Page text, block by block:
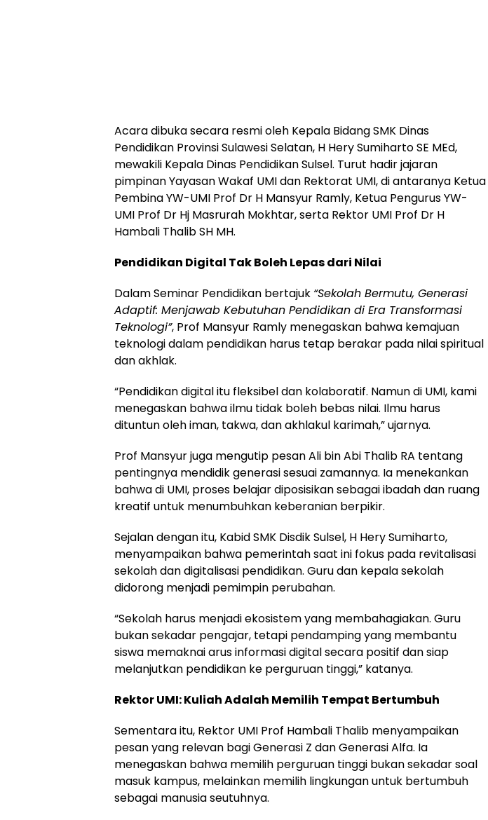
Acara dibuka secara resmi oleh Kepala Bidang SMK Dinas
Pendidikan Provinsi Sulawesi Selatan, H Hery Sumiharto SE MEd,
mewakili Kepala Dinas Pendidikan Sulsel. Turut hadir jajaran
pimpinan Yayasan Wakaf UMI dan Rektorat UMI, di antaranya Ketua
Pembina YW-UMI Prof Dr H Mansyur Ramly, Ketua Pengurus YW-
UMI Prof Dr Hj Masrurah Mokhtar, serta Rektor UMI Prof Dr H
Hambali Thalib SH MH.
Pendidikan Digital Tak Boleh Lepas dari Nilai
Dalam Seminar Pendidikan bertajuk “Sekolah Bermutu, Generasi
Adaptif: Menjawab Kebutuhan Pendidikan di Era Transformasi
Teknologi”, Prof Mansyur Ramly menegaskan bahwa kemajuan
teknologi dalam pendidikan harus tetap berakar pada nilai spiritual
dan akhlak.
“Pendidikan digital itu fleksibel dan kolaboratif. Namun di UMI, kami
menegaskan bahwa ilmu tidak boleh bebas nilai. Ilmu harus
dituntun oleh iman, takwa, dan akhlakul karimah,” ujarnya.
Prof Mansyur juga mengutip pesan Ali bin Abi Thalib RA tentang
pentingnya mendidik generasi sesuai zamannya. Ia menekankan
bahwa di UMI, proses belajar diposisikan sebagai ibadah dan ruang
kreatif untuk menumbuhkan keberanian berpikir.
Sejalan dengan itu, Kabid SMK Disdik Sulsel, H Hery Sumiharto,
menyampaikan bahwa pemerintah saat ini fokus pada revitalisasi
sekolah dan digitalisasi pendidikan. Guru dan kepala sekolah
didorong menjadi pemimpin perubahan.
“Sekolah harus menjadi ekosistem yang membahagiakan. Guru
bukan sekadar pengajar, tetapi pendamping yang membantu
siswa memaknai arus informasi digital secara positif dan siap
melanjutkan pendidikan ke perguruan tinggi,” katanya.
Rektor UMI: Kuliah Adalah Memilih Tempat Bertumbuh
Sementara itu, Rektor UMI Prof Hambali Thalib menyampaikan
pesan yang relevan bagi Generasi Z dan Generasi Alfa. Ia
menegaskan bahwa memilih perguruan tinggi bukan sekadar soal
masuk kampus, melainkan memilih lingkungan untuk bertumbuh
sebagai manusia seutuhnya.